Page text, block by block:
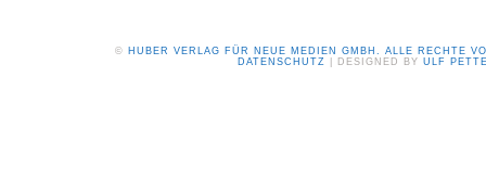
© HUBER VERLAG FÜR NEUE MEDIEN GMBH. ALLE RECHTE
DATENSCHUTZ | DESIGNED BY ULF